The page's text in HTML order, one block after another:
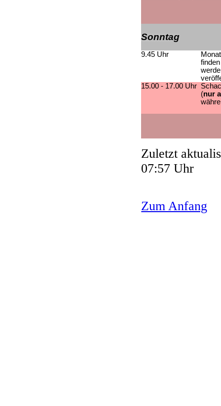
Sonntag
9.45 Uhr
15.00 - 17.00 Uhr
(nur
Zuletzt
07:57 Uhr
Zum Anfang